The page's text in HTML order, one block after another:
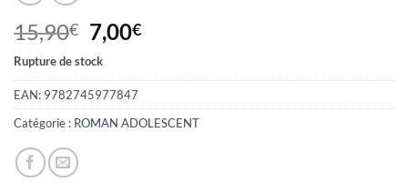
15,90€ Le
prix
initial
était :
15,90€.
7,00€Le
actuel
7,00€.
Rupture de stock
EAN: 9782745977847
Catégorie : ROMAN ADOLESCENT